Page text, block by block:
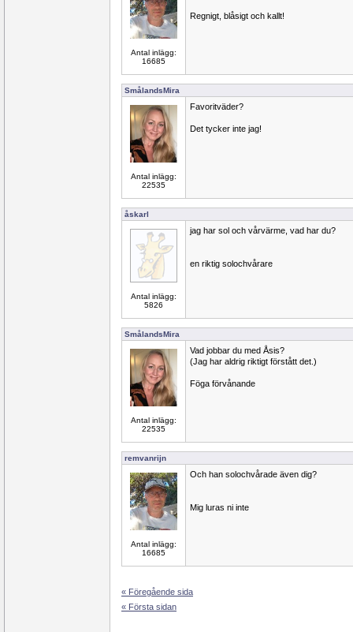
Antal inlägg:
16685
Regnigt, blåsigt och kallt!
SmålandsMira
Antal inlägg:
22535
Favoritväder?
Det tycker inte jag!
åskarl
Antal inlägg:
5826
jag har sol och vårvärme, vad har du?
en riktig solochvårare
SmålandsMira
Antal inlägg:
22535
Vad jobbar du med Åsis?
(Jag har aldrig riktigt förstått det.)
Föga förvånande
remvanrijn
Antal inlägg:
16685
Och han solochvårade även dig?
Mig luras ni inte
« Föregående sida
« Första sidan